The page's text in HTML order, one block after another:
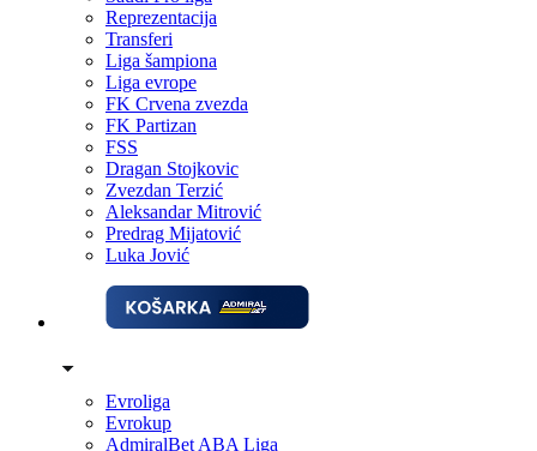
Reprezentacija
Transferi
Liga šampiona
Liga evrope
FK Crvena zvezda
FK Partizan
FSS
Dragan Stojkovic
Zvezdan Terzić
Aleksandar Mitrović
Predrag Mijatović
Luka Jović
Evroliga
Evrokup
AdmiralBet ABA Liga